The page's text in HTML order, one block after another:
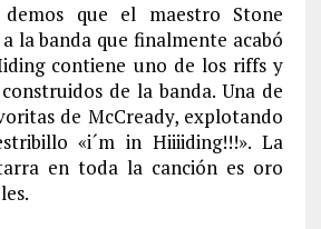
que el maestro Stone
la banda que finalmente acabó
contiene uno de los riffs y
de la banda. Una de
de McCready, explotando
«i´m in Hiiiiding!!!». La
en toda la canción es oro